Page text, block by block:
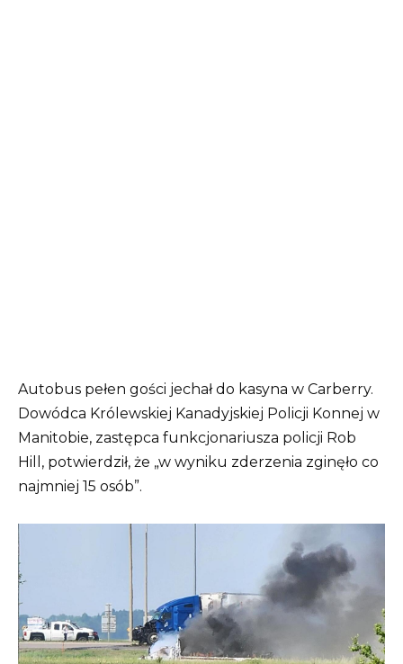
Autobus pełen gości jechał do kasyna w Carberry.
Dowódca Królewskiej Kanadyjskiej Policji Konnej w
Manitobie, zastępca funkcjonariusza policji Rob
Hill, potwierdził, że „w wyniku zderzenia zginęło co
najmniej 15 osób”.